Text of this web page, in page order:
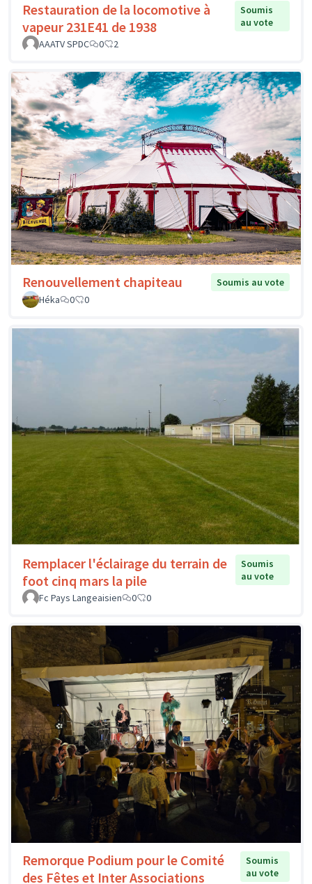
Restauration de la locomotive à
vapeur 231E41 de 1938
Soumis
au vote
AAATV SPDC
0 2
Renouvellement chapiteau
Soumis au vote
Héka
0 0
Remplacer l'éclairage du terrain de
foot cinq mars la pile
Soumis
au vote
Fc Pays Langeaisien
0 0
Remorque Podium pour le Comité
des Fêtes et Inter Associations
Soumis
au vote